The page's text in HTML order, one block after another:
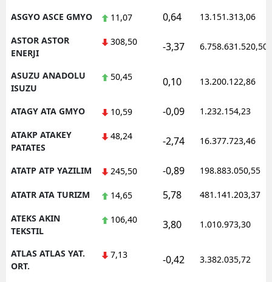
ASGYO ASCE GMYO 11,07 0,64 13.151.313,06
ASTOR ASTOR
ENERJI
308,50 -3,37 6.758.631.520,50
ASUZU ANADOLU
ISUZU
50,45 0,10 13.200.122,86
ATAGY ATA GMYO 10,59 -0,09 1.232.154,23
ATAKP ATAKEY
PATATES
48,24 -2,74 16.377.723,46
ATATP ATP YAZILIM 245,50 -0,89 198.883.050,55
ATATR ATA TURIZM 14,65 5,78 481.141.203,37
ATEKS AKIN
TEKSTIL
106,40 3,80 1.010.973,30
ATLAS ATLAS YAT.
ORT.
7,13 -0,42 3.382.035,72